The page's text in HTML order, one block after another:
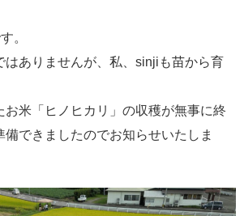
。
はありませんが、私、sinjiも苗から育
お米「ヒノヒカリ」の収穫が無事に終
備できましたのでお知らせいたしま